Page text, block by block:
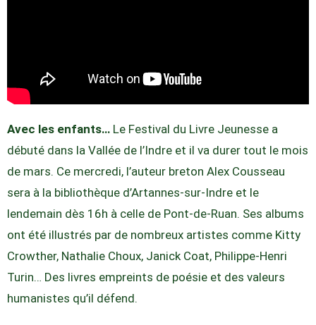
Avec les enfants… Le Festival du Livre Jeunesse a
débuté dans la Vallée de l’Indre et il va durer tout le mois
de mars. Ce mercredi, l’auteur breton Alex Cousseau
sera à la bibliothèque d’Artannes-sur-Indre et le
lendemain dès 16h à celle de Pont-de-Ruan. Ses albums
ont été illustrés par de nombreux artistes comme Kitty
Crowther, Nathalie Choux, Janick Coat, Philippe-Henri
Turin… Des livres empreints de poésie et des valeurs
humanistes qu’il défend.